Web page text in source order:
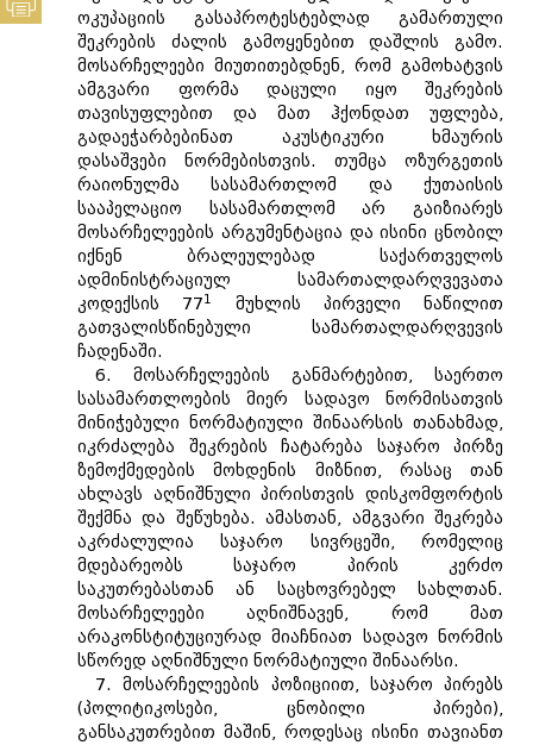
ოკუპაციის გასაპროტესტებლად გამართული
შეკრების ძალის გამოყენებით დაშლის გამო.
მოსარჩელეები მიუთითებდნენ, რომ გამოხატვის
ამგვარი ფორმა დაცული იყო შეკრების
თავისუფლებით და მათ ჰქონდათ უფლება,
გადაეჭარბებინათ აკუსტიკური ხმაურის
დასაშვები ნორმებისთვის. თუმცა ოზურგეთის
რაიონულმა სასამართლომ და ქუთაისის
სააპელაციო სასამართლომ არ გაიზიარეს
მოსარჩელეების არგუმენტაცია და ისინი ცნობილ
იქნენ ბრალეულებად საქართველოს
ადმინისტრაციულ სამართალდარღვევათა
კოდექსის 771
მუხლის პირველი ნაწილით
გათვალისწინებული სამართალდარღვევის
ჩადენაში.
6. მოსარჩელეების განმარტებით, საერთო
სასამართლოების მიერ სადავო ნორმისათვის
მინიჭებული ნორმატიული შინაარსის თანახმად,
იკრძალება შეკრების ჩატარება საჯარო პირზე
ზემოქმედების მოხდენის მიზნით, რასაც თან
ახლავს აღნიშნული პირისთვის დისკომფორტის
შექმნა და შეწუხება. ამასთან, ამგვარი შეკრება
აკრძალულია საჯარო სივრცეში, რომელიც
მდებარეობს საჯარო პირის კერძო
საკუთრებასთან ან საცხოვრებელ სახლთან.
მოსარჩელეები აღნიშნავენ, რომ მათ
არაკონსტიტუციურად მიაჩნიათ სადავო ნორმის
სწორედ აღნიშნული ნორმატიული შინაარსი.
7. მოსარჩელეების პოზიციით, საჯარო პირებს
(პოლიტიკოსები, ცნობილი პირები),
განსაკუთრებით მაშინ, როდესაც ისინი თავიანთ